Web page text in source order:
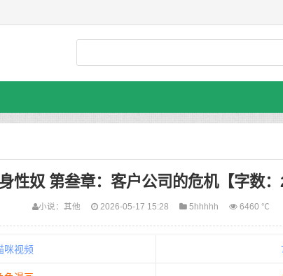
性奴 第叁章：客户公司的危机【字数：
小说：其他 2026-05-17 15:28 5hhhhh 6460 ℃
咪视频